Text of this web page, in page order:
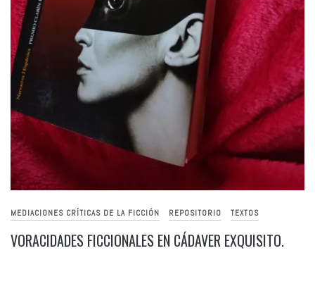
MEDIACIONES CRÍTICAS DE LA FICCIÓN REPOSITORIO TEXTOS
VORACIDADES FICCIONALES EN CÁDAVER EXQUISITO.